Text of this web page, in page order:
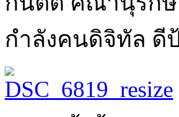
กำลังคนดิจิทัล ดี